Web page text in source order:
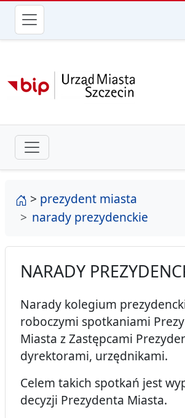
przejdź do głównego menu
strona główna
> prezydent miasta
narady prezydenckie
NARADY
Narady kolegium
roboczymi spotkaniami
Miasta z Zastępcami
dyrektorami, urzędnikami.
Celem takich spotkań jest
decyzji Prezydenta Miasta.